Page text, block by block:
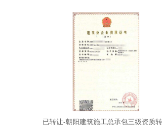
已转让-朝阳建筑施工总承包三级资质